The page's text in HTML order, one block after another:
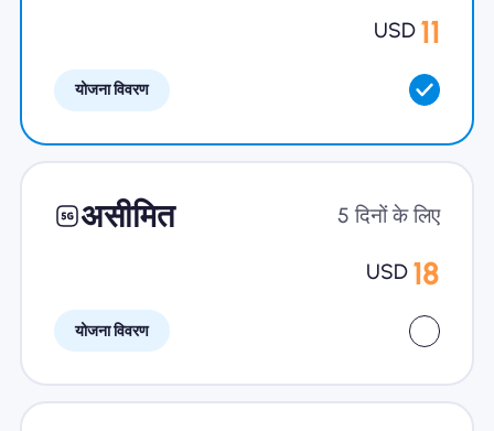
USD 11
योजना विवरण
असीमित 5 दिनों के लिए
USD 18
योजना विवरण